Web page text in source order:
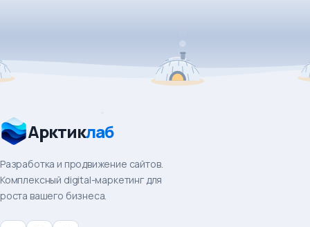
Арктиклаб
Разработка и продвижение сайтов.
Комплексный digital-маркетинг для
роста вашего бизнеса.